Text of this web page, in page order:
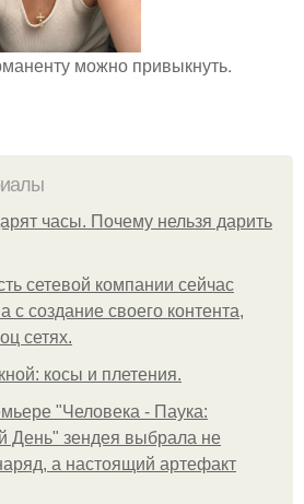
можно привыкнуть.
часы. Почему нельзя дарить
сетевой компании сейчас
с создание своего контента,
сетях.
косы и плетения.
"Человека - Паука:
зендея выбрала не
а настоящий артефакт